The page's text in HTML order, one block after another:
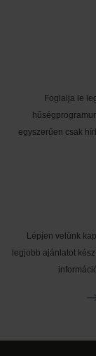
Foglalja le
egyszerűen csak
Lépjen velünk
legjobb ajánlatot